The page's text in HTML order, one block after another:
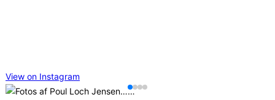
View on Instagram